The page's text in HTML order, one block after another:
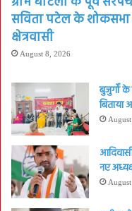
सविता पटेल के
क्षेत्रवासी
August 8, 2026
बुजुर्गों के
नए